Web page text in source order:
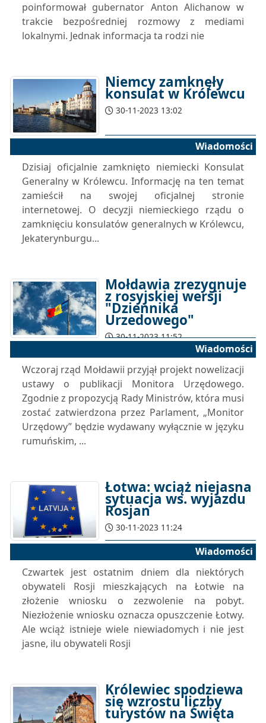
poinformował gubernator Anton Alichanow w
trakcie bezpośredniej rozmowy z mediami
lokalnymi. Jednak informacja ta rodzi nie
Niemcy zamknęły
konsulat w Królewcu
30-11-2023 13:02
Wiadomości
Dzisiaj oficjalnie zamknięto niemiecki Konsulat
Generalny w Królewcu. Informację na ten temat
zamieścił na swojej oficjalnej stronie
internetowej. O decyzji niemieckiego rządu o
zamknięciu konsulatów generalnych w Królewcu,
Jekaterynburgu...
Mołdawia zrezygnuje
z rosyjskiej wersji
"Dziennika
Urzedowego"
30-11-2023 11:52
Wiadomości
Wczoraj rząd Mołdawii przyjął projekt nowelizacji
ustawy o publikacji Monitora Urzędowego.
Zgodnie z propozycją Rady Ministrów, która musi
zostać zatwierdzona przez Parlament, „Monitor
Urzędowy” będzie wydawany wyłącznie w języku
rumuńskim, ...
Łotwa: wciąż niejasna
sytuacja ws. wyjazdu
Rosjan
30-11-2023 11:24
Wiadomości
Czwartek jest ostatnim dniem dla niektórych
obywateli Rosji mieszkających na Łotwie na
złożenie wniosku o zezwolenie na pobyt.
Niezłożenie wniosku oznacza opuszczenie Łotwy.
Ale wciąż istnieje wiele niewiadomych i nie jest
jasne, ilu obywateli Rosji
Królewiec spodziewa
się wzrostu liczby
turystów na Święta